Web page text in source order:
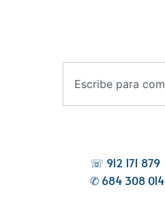
c
☏ 912 171 879
✆ 684 308 014